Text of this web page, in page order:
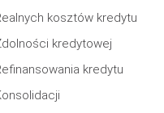
kosztów kredytu
kredytowej
kredytu